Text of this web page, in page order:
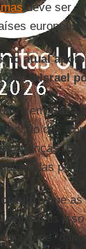
deve ser
europeus
no atual
a Israel
emGaza,
das
crianças.
que as
mais
de